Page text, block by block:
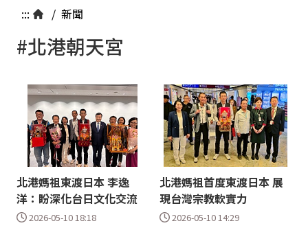
::: / 新聞
#北港朝天宮
北港媽祖東渡日本 李逸
洋：盼深化台日文化交流
2026-05-10 18:18
北港媽祖首度東渡日本 展
現台灣宗教軟實力
2026-05-10 14:29